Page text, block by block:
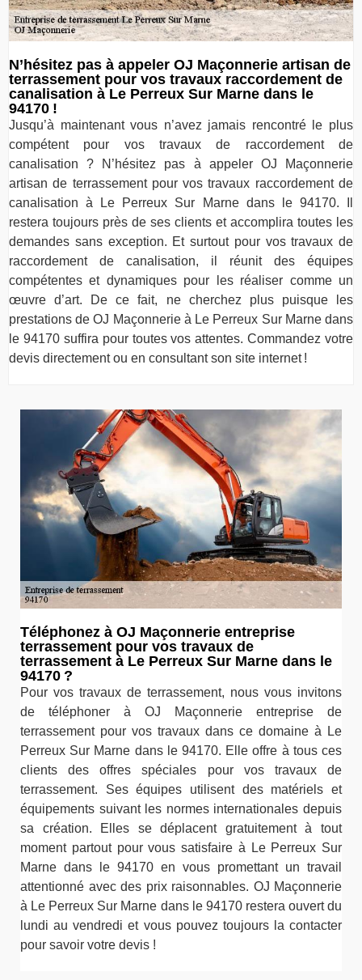
N’hésitez pas à appeler OJ Maçonnerie artisan de
terrassement pour vos travaux raccordement de
canalisation à Le Perreux Sur Marne dans le
94170 !
Jusqu’à maintenant vous n’avez jamais rencontré le plus
compétent pour vos travaux de raccordement de
canalisation ? N’hésitez pas à appeler OJ Maçonnerie
artisan de terrassement pour vos travaux raccordement de
canalisation à Le Perreux Sur Marne dans le 94170. Il
restera toujours près de ses clients et accomplira toutes les
demandes sans exception. Et surtout pour vos travaux de
raccordement de canalisation, il réunit des équipes
compétentes et dynamiques pour les réaliser comme un
œuvre d’art. De ce fait, ne cherchez plus puisque les
prestations de OJ Maçonnerie à Le Perreux Sur Marne dans
le 94170 suffira pour toutes vos attentes. Commandez votre
devis directement ou en consultant son site internet !
Téléphonez à OJ Maçonnerie entreprise
terrassement pour vos travaux de
terrassement à Le Perreux Sur Marne dans le
94170 ?
Pour vos travaux de terrassement, nous vous invitons
de téléphoner à OJ Maçonnerie entreprise de
terrassement pour vos travaux dans ce domaine à Le
Perreux Sur Marne dans le 94170. Elle offre à tous ces
clients des offres spéciales pour vos travaux de
terrassement. Ses équipes utilisent des matériels et
équipements suivant les normes internationales depuis
sa création. Elles se déplacent gratuitement à tout
moment partout pour vous satisfaire à Le Perreux Sur
Marne dans le 94170 en vous promettant un travail
attentionné avec des prix raisonnables. OJ Maçonnerie
à Le Perreux Sur Marne dans le 94170 restera ouvert du
lundi au vendredi et vous pouvez toujours la contacter
pour savoir votre devis !